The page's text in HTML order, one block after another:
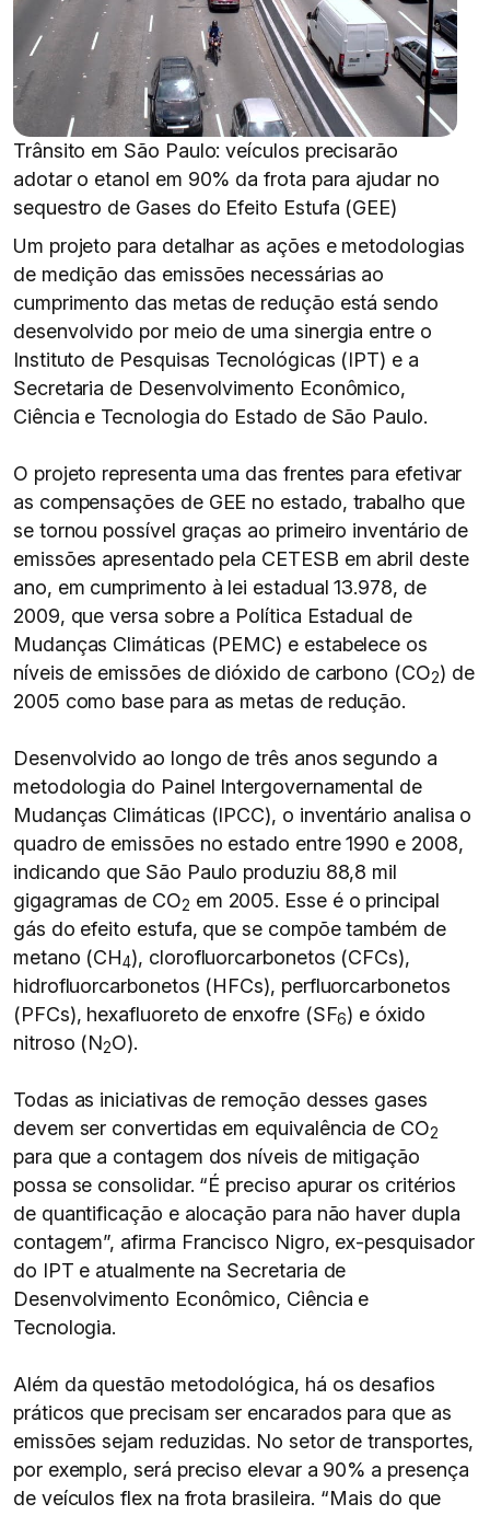
Trânsito em São Paulo: veículos precisarão
adotar o etanol em 90% da frota para ajudar no
sequestro de Gases do Efeito Estufa (GEE)
Um projeto para detalhar as ações e metodologias
de medição das emissões necessárias ao
cumprimento das metas de redução está sendo
desenvolvido por meio de uma sinergia entre o
Instituto de Pesquisas Tecnológicas (IPT) e a
Secretaria de Desenvolvimento Econômico,
Ciência e Tecnologia do Estado de São Paulo.
O projeto representa uma das frentes para efetivar
as compensações de GEE no estado, trabalho que
se tornou possível graças ao primeiro inventário de
emissões apresentado pela CETESB em abril deste
ano, em cumprimento à lei estadual 13.978, de
2009, que versa sobre a Política Estadual de
Mudanças Climáticas (PEMC) e estabelece os
níveis de emissões de dióxido de carbono (CO2) de
2005 como base para as metas de redução.
Desenvolvido ao longo de três anos segundo a
metodologia do Painel Intergovernamental de
Mudanças Climáticas (IPCC), o inventário analisa o
quadro de emissões no estado entre 1990 e 2008,
indicando que São Paulo produziu 88,8 mil
gigagramas de CO2 em 2005. Esse é o principal
gás do efeito estufa, que se compõe também de
metano (CH4), clorofluorcarbonetos (CFCs),
hidrofluorcarbonetos (HFCs), perfluorcarbonetos
(PFCs), hexafluoreto de enxofre (SF6) e óxido
nitroso (N2O).
Todas as iniciativas de remoção desses gases
devem ser convertidas em equivalência de CO2
para que a contagem dos níveis de mitigação
possa se consolidar. “É preciso apurar os critérios
de quantificação e alocação para não haver dupla
contagem”, afirma Francisco Nigro, ex-pesquisador
do IPT e atualmente na Secretaria de
Desenvolvimento Econômico, Ciência e
Tecnologia.
Além da questão metodológica, há os desafios
práticos que precisam ser encarados para que as
emissões sejam reduzidas. No setor de transportes,
por exemplo, será preciso elevar a 90% a presença
de veículos flex na frota brasileira. “Mais do que